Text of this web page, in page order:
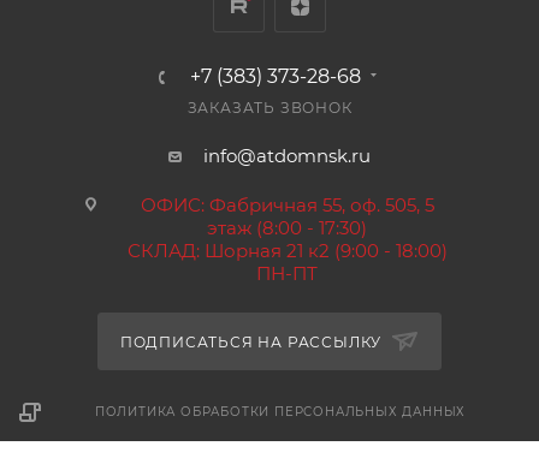
+7 (383) 373-28-68
ЗАКАЗАТЬ ЗВОНОК
info@atdomnsk.ru
ОФИС: Фабричная 55, оф. 505, 5
этаж (8:00 - 17:30)
СКЛАД: Шорная 21 к2 (9:00 - 18:00)
ПН-ПТ
ПОДПИСАТЬСЯ НА РАССЫЛКУ
ПОЛИТИКА ОБРАБОТКИ ПЕРСОНАЛЬНЫХ ДАННЫХ